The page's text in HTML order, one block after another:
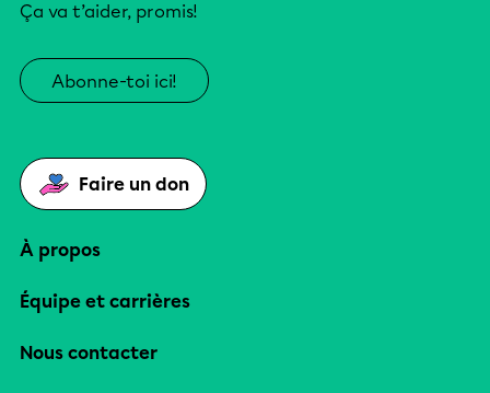
Ça va t’aider, promis!
Abonne-toi ici!
Faire un don
À propos
Équipe et carrières
Nous contacter